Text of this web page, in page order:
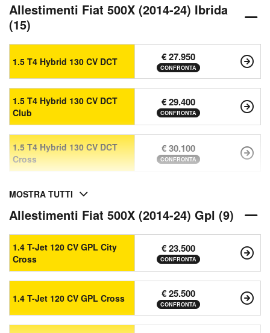
Allestimenti Fiat 500X (2014-24) Ibrida
(15)
1.5 T4 Hybrid 130 CV DCT € 27.950
CONFRONTA
1.5 T4 Hybrid 130 CV DCT
Club
€ 29.400
CONFRONTA
1.5 T4 Hybrid 130 CV DCT
Cross
€ 30.100
CONFRONTA
MOSTRA TUTTI
Allestimenti Fiat 500X (2014-24) Gpl (9)
1.4 T-Jet 120 CV GPL City
Cross
€ 23.500
CONFRONTA
1.4 T-Jet 120 CV GPL Cross € 25.500
CONFRONTA